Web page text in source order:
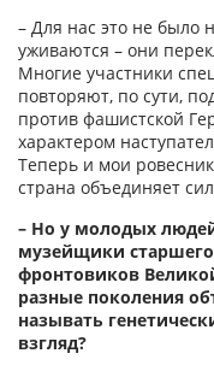
– Для нас это не было
уживаются – они
Многие участники
повторяют, по сути,
против фашистской
характером
Теперь и мои
страна объединяет
– Но у молодых
музейщики
фронтовиков
разные поколения
называть
взгляд?